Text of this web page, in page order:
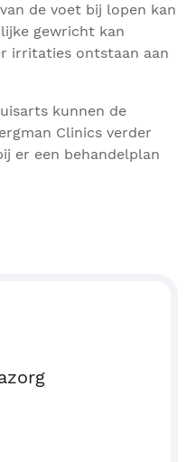
de voet bij lopen kan
gewricht kan
irritaties ontstaan aan
kunnen de
Clinics verder
er een behandelplan